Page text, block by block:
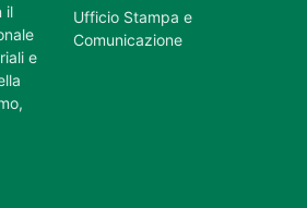
il
e
Ufficio Stampa e
Comunicazione